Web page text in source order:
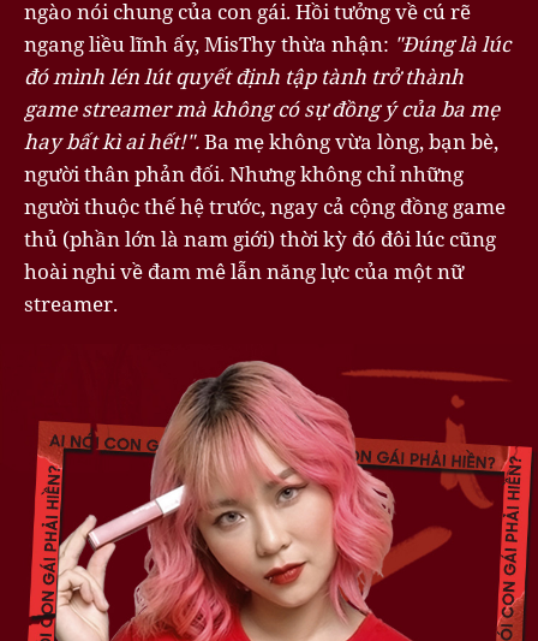
ngào nói chung của con gái. Hồi tưởng về cú rẽ
ngang liều lĩnh ấy, MisThy thừa nhận: "Đúng là lúc
đó mình lén lút quyết định tập tành trở thành
game streamer mà không có sự đồng ý của ba mẹ
hay bất kì ai hết!".Ba mẹ không vừa lòng, bạn bè,
người thân phản đối. Nhưng không chỉ những
người thuộc thế hệ trước, ngay cả cộng đồng game
thủ (phần lớn là nam giới) thời kỳ đó đôi lúc cũng
hoài nghi về đam mê lẫn năng lực của một nữ
streamer.